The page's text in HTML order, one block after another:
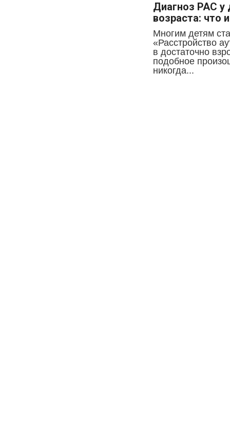
Диагноз РАС у
возраста: что
Многим детям
«Расстройство
в достаточно
подобное
никогда...